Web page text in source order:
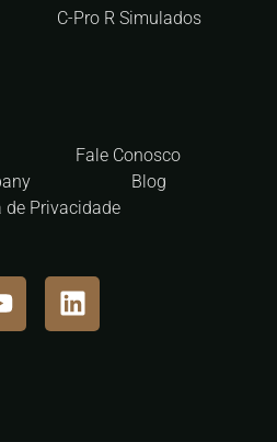
C-Pro R Simulados
Fale Conosco
Blog
de Privacidade